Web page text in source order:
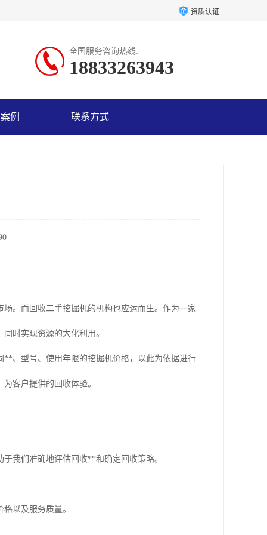
资质认证
全国服务咨询热线:
18833263943
例 联系方式
。而回收二手挖掘机的机构也应运而生。作为一家
时实现资源的大化利用。
、型号、使用年限的挖掘机价格，以此为依据进行
客户提供的回收体验。
我们准确地评估回收**和确定回收策略。
以及服务质量。